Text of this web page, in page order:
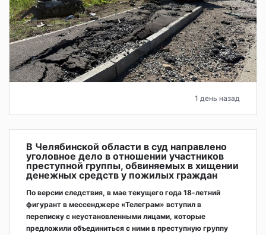
1 день назад
В Челябинской области в суд направлено
уголовное дело в отношении участников
преступной группы, обвиняемых в хищении
денежных средств у пожилых граждан
По версии следствия, в мае текущего года 18-летний
фигурант в мессенджере «Телеграм» вступил в
переписку с неустановленными лицами, которые
предложили объединиться с ними в преступную группу